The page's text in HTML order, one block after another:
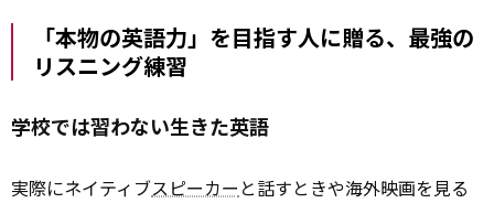
「本物の英語力」を目指す人に贈る、最強の
リスニング練習
学校では習わない生きた英語
実際にネイティブスピーカー と話すときや海外映画を見る